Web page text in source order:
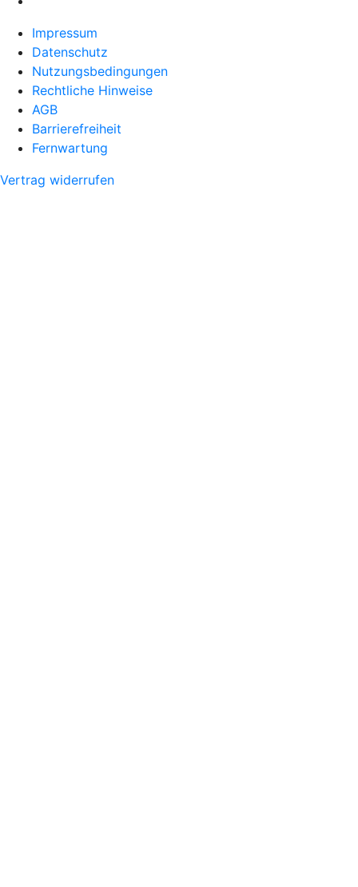
Impressum
Datenschutz
Nutzungsbedingungen
Rechtliche Hinweise
AGB
Barrierefreiheit
Fernwartung
Vertrag widerrufen